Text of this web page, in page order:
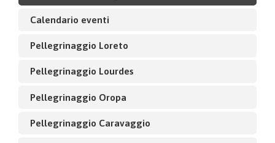
Calendario eventi
Pellegrinaggio Loreto
Pellegrinaggio Lourdes
Pellegrinaggio Oropa
Pellegrinaggio Caravaggio